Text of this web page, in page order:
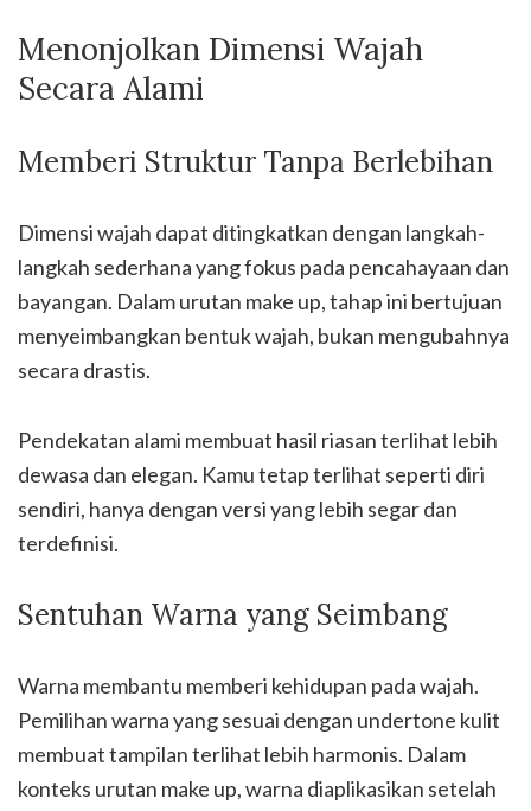
Menonjolkan Dimensi Wajah
Secara Alami
Memberi Struktur Tanpa Berlebihan
Dimensi wajah dapat ditingkatkan dengan langkah-
langkah sederhana yang fokus pada pencahayaan dan
bayangan. Dalam urutan make up, tahap ini bertujuan
menyeimbangkan bentuk wajah, bukan mengubahnya
secara drastis.
Pendekatan alami membuat hasil riasan terlihat lebih
dewasa dan elegan. Kamu tetap terlihat seperti diri
sendiri, hanya dengan versi yang lebih segar dan
terdefinisi.
Sentuhan Warna yang Seimbang
Warna membantu memberi kehidupan pada wajah.
Pemilihan warna yang sesuai dengan undertone kulit
membuat tampilan terlihat lebih harmonis. Dalam
konteks urutan make up, warna diaplikasikan setelah